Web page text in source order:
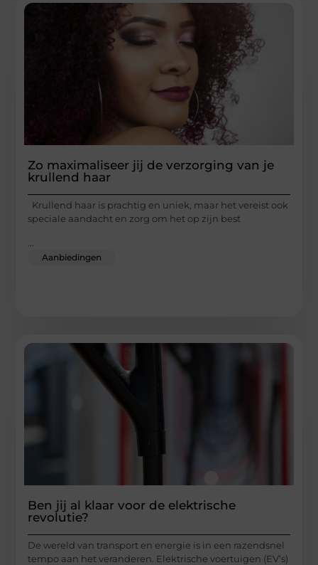
Zo maximaliseer jij de verzorging van je
krullend haar
Krullend haar is prachtig en uniek, maar het vereist ook
speciale aandacht en zorg om het op zijn best
Aanbiedingen
Ben jij al klaar voor de elektrische
revolutie?
De wereld van transport en energie is in een razendsnel
tempo aan het veranderen. Elektrische voertuigen (EV’s)